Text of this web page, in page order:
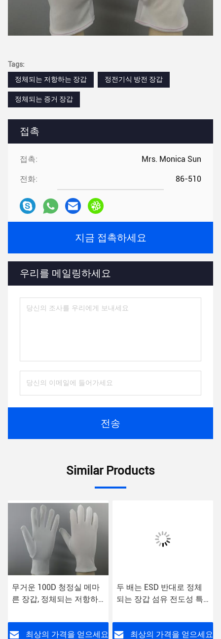
접촉
접촉: Mrs. Monica Sun
전화: 86-510
지금 접촉하세요
우리를 메일링하세요
전송
Tags:
정체되는 저항하는 장갑
정전기식 방전 장갑
정체되는 증거 장갑
Similar Products
무거운 100D 청정실 메마
른 장갑, 정체되는 저항하
최상의 가격을 얻으세요
두 배는 ESD 반대로 정체
되는 장갑 섬유 전도성 특
습니다
최상의 가격을 얻으세요